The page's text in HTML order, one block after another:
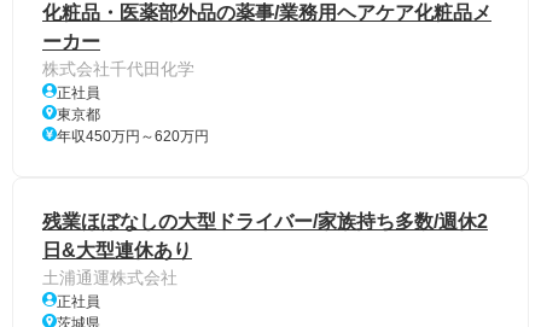
化粧品・医薬部外品の薬事/業務用ヘアケア化粧品メ
ーカー
株式会社千代田化学
正社員
東京都
年収450万円～620万円
残業ほぼなしの大型ドライバー/家族持ち多数/週休2
日&大型連休あり
土浦通運株式会社
正社員
茨城県